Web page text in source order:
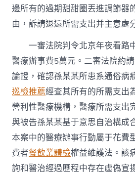
邊所有的過期甜甜圈丟進調節器
由，訴請退還所需支出并主意處
一審法院判令北京年夜看路
醫療辦事費5萬元。二審法院約
論證，確認孫某某所患系通俗病
巡檢推薦經查其所有的所需支出
營利性醫療機構，醫療所需支出
與被告孫某某基于意思自治構成
本案中的醫療辦事行動屬于花費
費者餐飲業體檢權益維護法。該
詢和醫治經過歷程中存在虛偽宣